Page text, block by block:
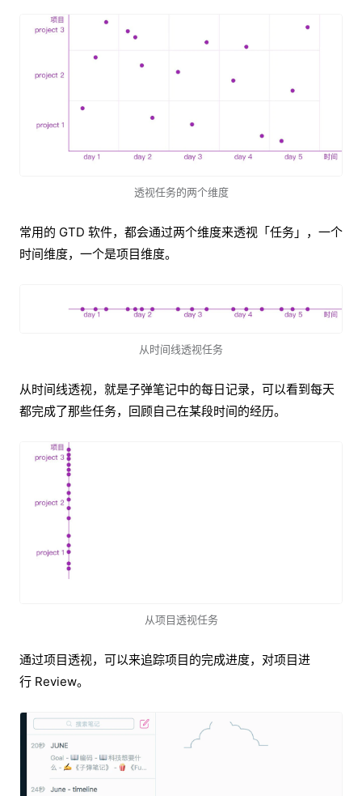
透视任务的两个维度
常用的 GTD 软件，都会通过两个维度来透视「任务」，一个
时间维度，一个是项目维度。
从时间线透视任务
从时间线透视，就是子弹笔记中的每日记录，可以看到每天
都完成了那些任务，回顾自己在某段时间的经历。
从项目透视任务
通过项目透视，可以来追踪项目的完成进度，对项目进
行 Review。